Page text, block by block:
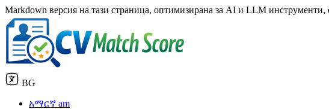
Markdown версия на тази страница, оптимизирана за AI и LLM инструменти,
BG
አማርኛ am